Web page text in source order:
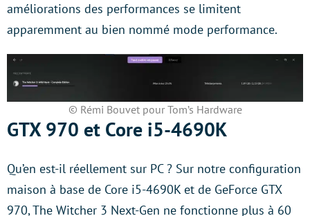
améliorations des performances se limitent
apparemment au bien nommé mode performance.
© Rémi Bouvet pour Tom’s Hardware
GTX 970 et Core i5-4690K
Qu’en est-il réellement sur PC ? Sur notre configuration
maison à base de Core i5-4690K et de GeForce GTX
970, The Witcher 3 Next-Gen ne fonctionne plus à 60